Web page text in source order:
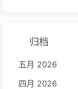
归档
五月 2026
四月 2026